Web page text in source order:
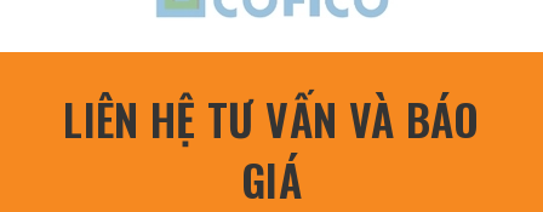
LIÊN HỆ TƯ VẤN VÀ BÁO
GIÁ